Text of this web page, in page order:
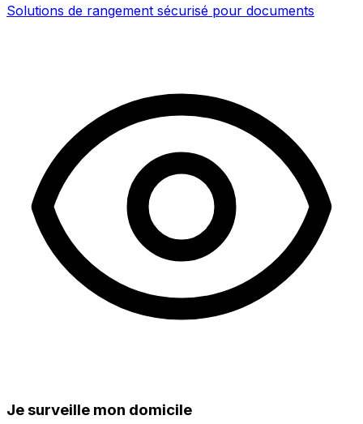
Solutions de rangement sécurisé pour documents
Je surveille mon domicile